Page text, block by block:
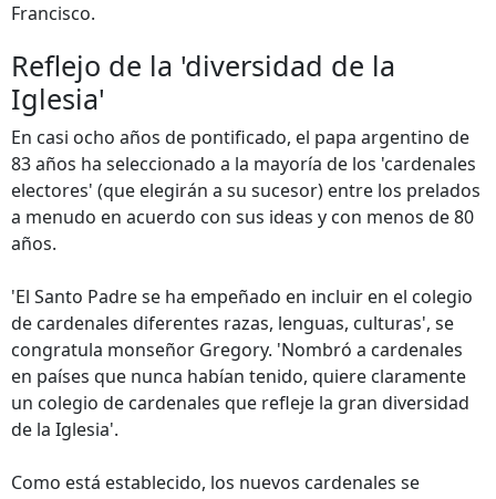
Francisco.
Reflejo de la 'diversidad de la
Iglesia'
En casi ocho años de pontificado, el papa argentino de
83 años ha seleccionado a la mayoría de los 'cardenales
electores' (que elegirán a su sucesor) entre los prelados
a menudo en acuerdo con sus ideas y con menos de 80
años.
'El Santo Padre se ha empeñado en incluir en el colegio
de cardenales diferentes razas, lenguas, culturas', se
congratula monseñor Gregory. 'Nombró a cardenales
en países que nunca habían tenido, quiere claramente
un colegio de cardenales que refleje la gran diversidad
de la Iglesia'.
Como está establecido, los nuevos cardenales se